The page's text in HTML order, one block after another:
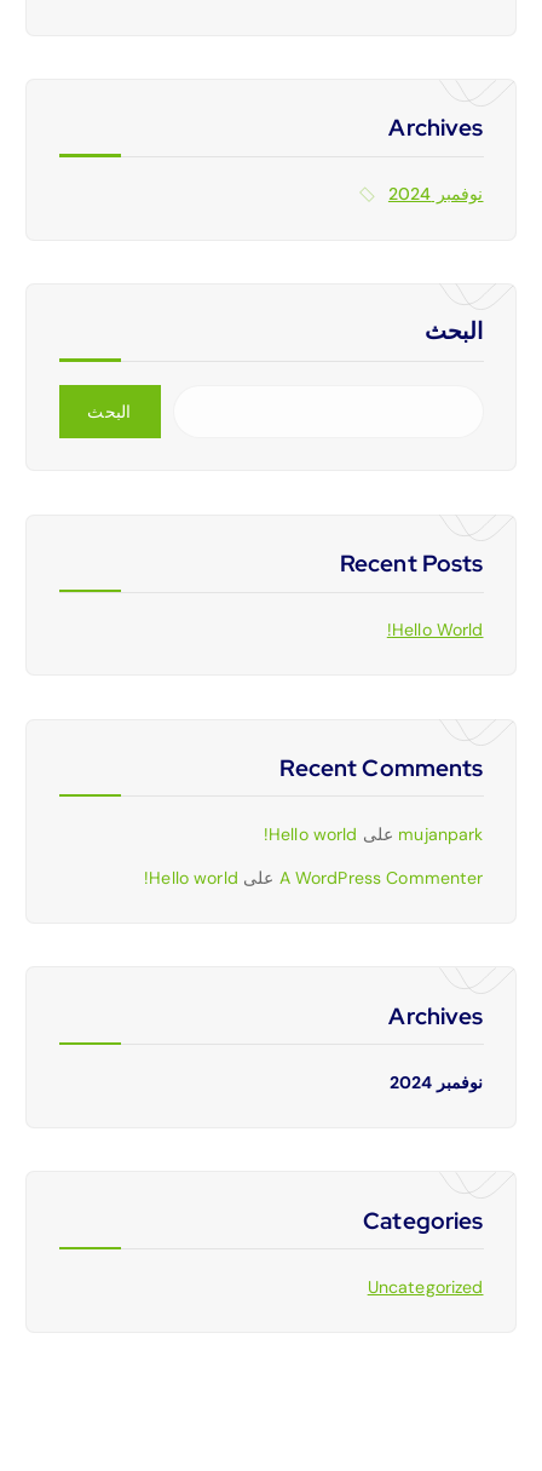
Archives
نوفمبر 2024
البحث
البحث
Recent Posts
Hello World!
Recent Comments
mujanpark على Hello world!
A WordPress Commenter على Hello world!
Archives
نوفمبر 2024
Categories
Uncategorized